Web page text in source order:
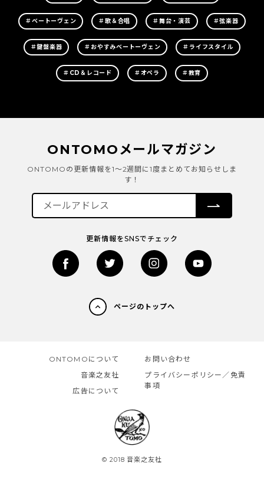
＃ベートーヴェン ＃歌＆合唱 ＃舞台・演芸 ＃弦楽器
＃鍵盤楽器 ＃おやすみベートーヴェン ＃ライフスタイル
＃CD＆レコード ＃オペラ ＃教育
ONTOMOメールマガジン
ONTOMOの更新情報を1～2週間に1度まとめてお知らせしま
す！
更新情報をSNSでチェック
ページのトップへ
ONTOMOについて
音楽之友社
広告について
お問い合わせ
プライバシーポリシー／免責
事項
© 2018 音楽之友社